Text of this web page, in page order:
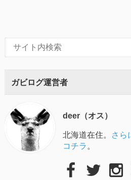
ガビログ運営者
deer（オス）
北海道在住。
さら
コチラ。